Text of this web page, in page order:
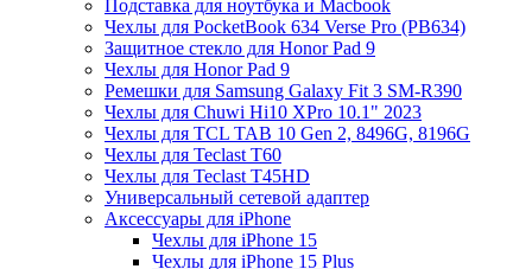
Подставка для ноутбука и Macbook
Чехлы для PocketBook 634 Verse Pro (PB634)
Защитное стекло для Honor Pad 9
Чехлы для Honor Pad 9
Ремешки для Samsung Galaxy Fit 3 SM-R390
Чехлы для Chuwi Hi10 XPro 10.1" 2023
Чехлы для TCL TAB 10 Gen 2, 8496G, 8196G
Чехлы для Teclast T60
Чехлы для Teclast T45HD
Универсальный сетевой адаптер
Аксессуары для iPhone
Чехлы для iPhone 15
Чехлы для iPhone 15 Plus